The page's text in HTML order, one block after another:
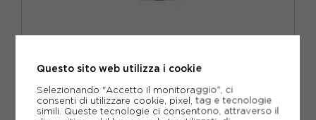
ACQUISTA
Questo sito web utilizza i cookie
Selezionando "Accetto il monitoraggio", ci
consenti di utilizzare cookie, pixel, tag e tecnologie
simili. Queste tecnologie ci consentono, attraverso il